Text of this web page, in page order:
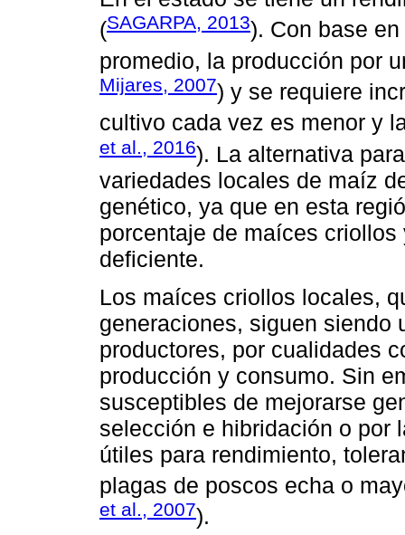
(SAGARPA, 2013). Con base
promedio, la producción por
Mijares, 2007) y se requiere
cultivo cada vez es menor y
et al., 2016). La alternativa
variedades locales de maíz
genético, ya que en esta
porcentaje de maíces
deficiente.
Los maíces criollos locales,
generaciones, siguen siendo
productores, por cualidades
producción y consumo. Sin
susceptibles de mejorarse
selección e hibridación o por
útiles para rendimiento,
plagas de poscos echa o
et al., 2007).